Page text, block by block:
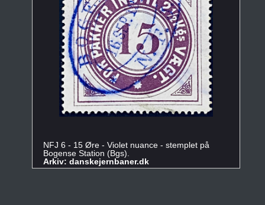
NFJ 6 - 15 Øre - Violet nuance - stemplet på
Bogense Station (Bgs).
Arkiv: danskejernbaner.dk